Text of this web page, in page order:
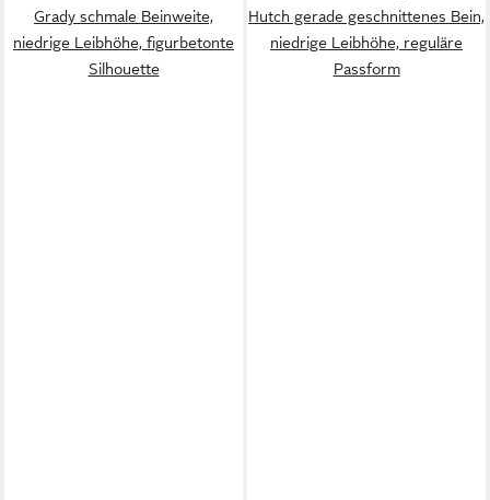
Grady schmale Beinweite,
niedrige Leibhöhe, figurbetonte
Silhouette
Hutch gerade geschnittenes Bein,
niedrige Leibhöhe, reguläre
Passform